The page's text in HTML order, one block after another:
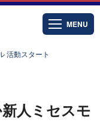
MENU
活動スタート
新人ミセスモ